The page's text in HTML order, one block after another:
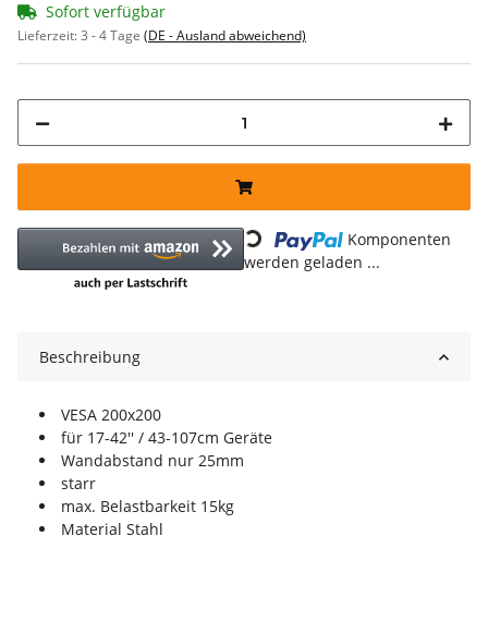
Sofort verfügbar
Lieferzeit:3 - 4 Tage (DE - Ausland abweichend)
Loading...
Komponenten
werden geladen ...
Beschreibung
VESA 200x200
für 17-42'' / 43-107cm Geräte
Wandabstand nur 25mm
starr
max. Belastbarkeit 15kg
Material Stahl